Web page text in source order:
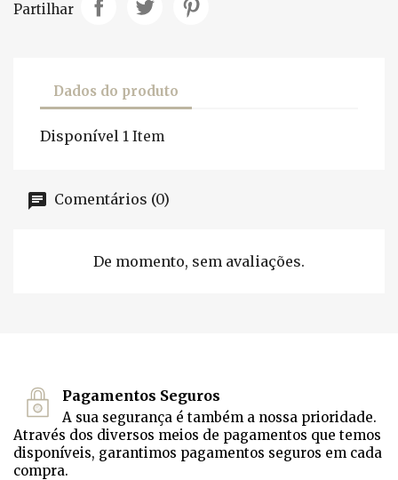
Partilhar
Dados do produto
Disponível 1 Item
Comentários (0)
De momento, sem avaliações.
Pagamentos Seguros
A sua segurança é também a nossa prioridade.
Através dos diversos meios de pagamentos que temos
disponíveis, garantimos pagamentos seguros em cada
compra.